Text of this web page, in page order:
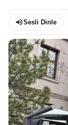
Sesli Dinle